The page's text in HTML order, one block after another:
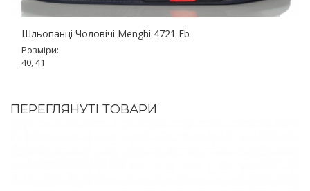
Шльопанці Чоловічі Menghi 4721 Fb
Розміри:
40, 41
ПЕРЕГЛЯНУТІ ТОВАРИ